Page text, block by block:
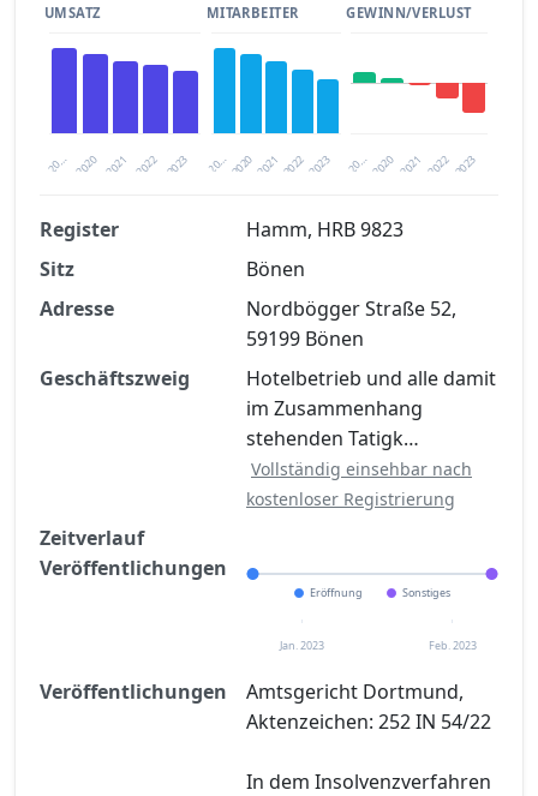
UMSATZ
20… 2021 2023
2020 2022
MITARBEITER
20… 2021 2023
2020 2022
GEWINN/VERLUST
20… 2021 2023
2020 2022
Finanzkennzahlen nach kostenloser
Registrierung verfügbar
Jetzt kostenlos registrieren
Register
Hamm, HRB 9823
Sitz
Bönen
Adresse
Nordbögger Straße 52,
59199 Bönen
Geschäftszweig
Hotelbetrieb und alle damit
im Zusammenhang
stehenden Tatigk…
Vollständig einsehbar nach
kostenloser Registrierung
Zeitverlauf
Veröffentlichungen
Eröffnung Sonstiges
Jan. 2023 Feb. 2023
Veröffentlichungen
Amtsgericht Dortmund,
Aktenzeichen: 252 IN 54/22
In dem Insolvenzverfahren